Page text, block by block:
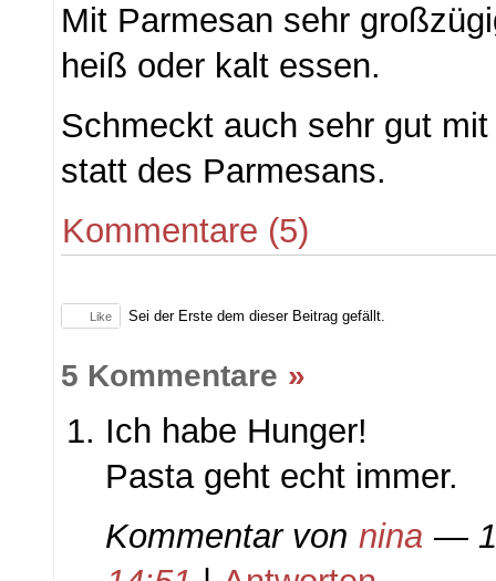
Mit Parmesan sehr
heiß oder kalt essen.
Schmeckt auch sehr gut
statt des Parmesans.
Kommentare (5)
Like Sei der Erste dem dieser Beitrag gefällt.
5 Kommentare »
Ich habe Hunger!
Pasta geht echt immer.
Kommentar von nina —